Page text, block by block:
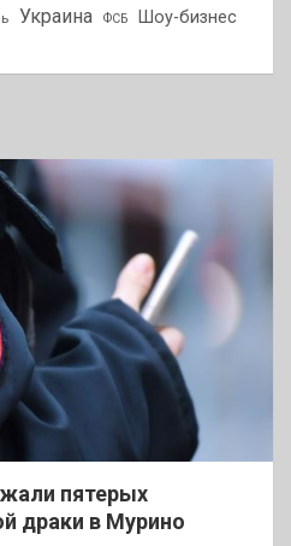
Украина ФСБ Шоу-бизнес
пятерых
драки в Мурино